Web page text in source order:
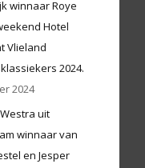
winnaar Roye
Hotel
Vlieland
2024.
2024
uit
winnaar van
en Jesper